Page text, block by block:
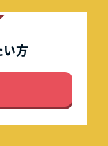
い方